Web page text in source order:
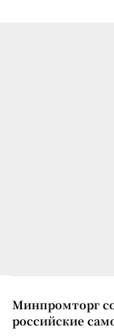
Минпромторг
российские